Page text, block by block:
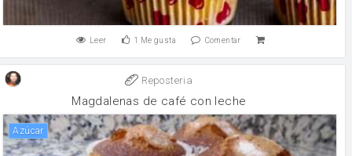
Leer 1 Me gusta Comentar
Reposteria
Magdalenas de café con leche
Azúcar